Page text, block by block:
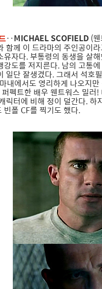
‥MICHAEL SCOFIELD (
함께 이 드라마의 주인공이
유자다. 부통령의 동생을 살
강도를 저지른다. 남의 고통
일단 잘생겼다. 그래서 석호
내에서도 영리하게 나오지
펙트한 배우 웬트워스 밀
릭터에 비해 정이 덜간다.
빈폴 CF를 찍기도 했다.